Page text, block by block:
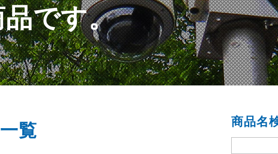
です。
商品名
覧